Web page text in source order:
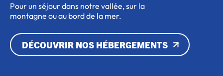
Pour un séjour dans notre vallée, sur la
montagne ou au bord de la mer.
DÉCOUVRIR NOS HÉBERGEMENTS